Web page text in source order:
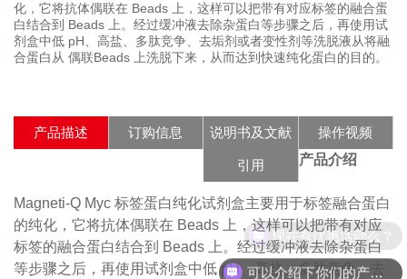
化，它将抗体偶联在 Beads 上，这样可以把带有对应标签的融合蛋
白结合到 Beads 上。经过缓冲液去除杂蛋白等步骤之后，再使用试
剂盒中低 pH、高盐、多肽竞争、去垢剂或者变性剂等洗脱液从将融
合蛋白从 偶联Beads 上洗脱下来，从而达到快速纯化蛋白的目的。
产品描述 订购信息 说明书及文献
引用
操作视频
产品介绍
Magneti-Q Myc 标签蛋白纯化试剂盒主要用于标签融合蛋白
的纯化，它将抗体偶联在 Beads 上，这样可以把带有对应
标签的融合蛋白结合到 Beads 上。经过缓冲液去除杂蛋白
等步骤之后，再使用试剂盒中低 pH、高盐、多肽竞争、去
可以介绍下你们的产品么？
现在有优惠活动么？